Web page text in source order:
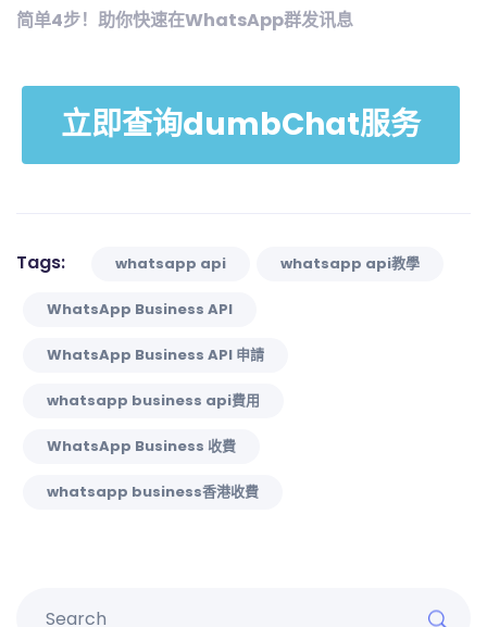
简单4步！助你快速在WhatsApp群发讯息
立即查询dumbChat服务
Tags: whatsapp api whatsapp api教學
WhatsApp Business API
WhatsApp Business API 申請
whatsapp business api費用
WhatsApp Business 收費
whatsapp business香港收費